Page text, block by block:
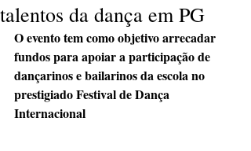
talentos da dança em PG
O evento tem como objetivo arrecadar
fundos para apoiar a participação de
dançarinos e bailarinos da escola no
prestigiado Festival de Dança
Internacional